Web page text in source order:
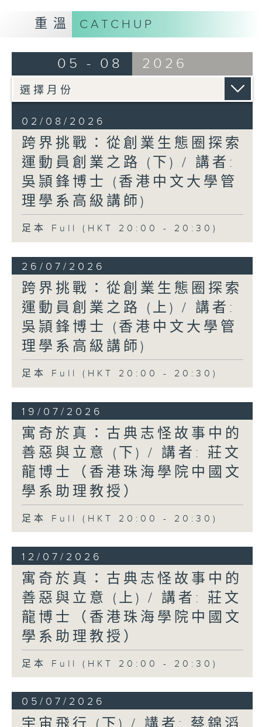
重溫 CATCHUP
05 - 08 2026
02/08/2026
跨界挑戰：從創業生態圈探索
運動員創業之路 (下) / 講者:
吳頴鋒博士 (香港中文大學管
理學系高級講師)
足本 Full (HKT 20:00 - 20:30)
26/07/2026
跨界挑戰：從創業生態圈探索
運動員創業之路 (上) / 講者:
吳頴鋒博士 (香港中文大學管
理學系高級講師)
足本 Full (HKT 20:00 - 20:30)
19/07/2026
寓奇於真：古典志怪故事中的
善惡與立意 (下) / 講者: 莊文
龍博士（香港珠海學院中國文
學系助理教授）
足本 Full (HKT 20:00 - 20:30)
12/07/2026
寓奇於真：古典志怪故事中的
善惡與立意 (上) / 講者: 莊文
龍博士（香港珠海學院中國文
學系助理教授）
足本 Full (HKT 20:00 - 20:30)
05/07/2026